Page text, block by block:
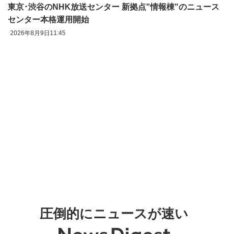
東京‪･‬渋谷のNHK放送センター 新拠点"情報棟"のニュース
センター本格運用開始
2026年8月9日11:45
圧倒的にニュースが速い